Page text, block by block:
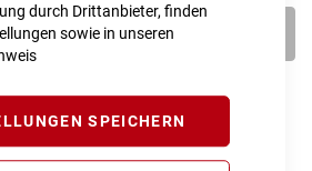
durch Drittanbieter, finden
sowie in unseren
SPEICHERN
VEREINBAREN
|ansehen
entdecken!